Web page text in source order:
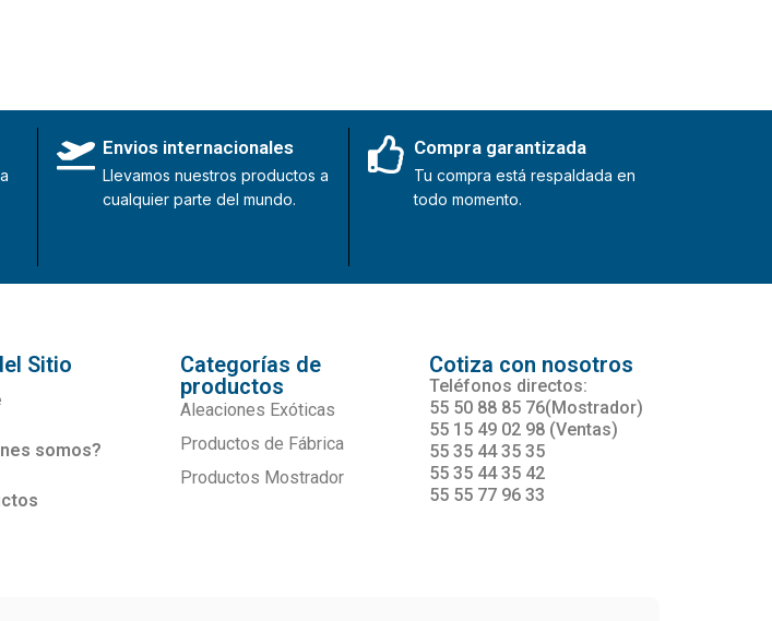
Envios internacionales
Llevamos nuestros productos a
cualquier parte del mundo.
Compra garantizada
Tu compra está respaldada en
todo momento.
Sitio
somos?
Categorías de
productos
Aleaciones Exóticas
Productos de Fábrica
Productos Mostrador
Cotiza con nosotros
Teléfonos directos:
55 50 88 85 76(Mostrador)
55 15 49 02 98 (Ventas)
55 35 44 35 35
55 35 44 35 42
55 55 77 96 33